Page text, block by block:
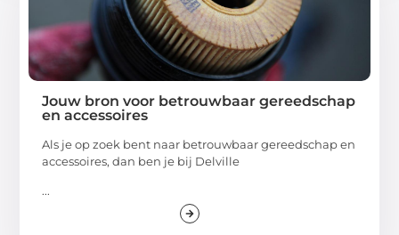
Jouw bron voor betrouwbaar gereedschap
en accessoires
Als je op zoek bent naar betrouwbaar gereedschap en
accessoires, dan ben je bij Delville
...